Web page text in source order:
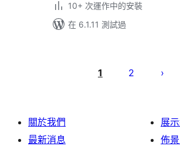
10+ 次運作中的安裝
在 6.1.11 測試過
pagination
1 2
關於我們
最新消息
展
佈